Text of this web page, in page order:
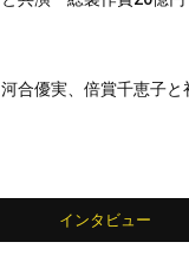
河合優実、倍賞千恵子と
インタビュー